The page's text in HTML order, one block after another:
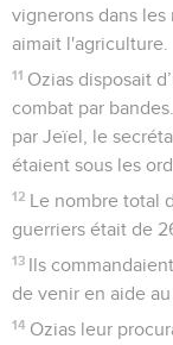
vignerons dans les
aimait l'agriculture.
11 Ozias disposait
combat par
par Jeïel, le
étaient sous les
12 Le nombre total
guerriers était de
13 Ils
de venir en aide
14 Ozias leur